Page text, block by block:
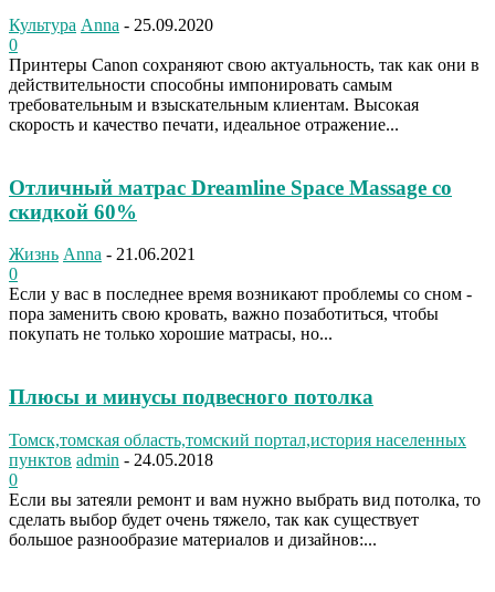
Культура Anna - 25.09.2020
0
Принтеры Canon сохраняют свою актуальность, так как они в
действительности способны импонировать самым
требовательным и взыскательным клиентам. Высокая
скорость и качество печати, идеальное отражение...
Отличный матрас Dreamline Space Massage со
скидкой 60%
Жизнь Anna - 21.06.2021
0
Если у вас в последнее время возникают проблемы со сном -
пора заменить свою кровать, важно позаботиться, чтобы
покупать не только хорошие матрасы, но...
Плюсы и минусы подвесного потолка
Томск,томская область,томский портал,история населенных
пунктов admin - 24.05.2018
0
Если вы затеяли ремонт и вам нужно выбрать вид потолка, то
сделать выбор будет очень тяжело, так как существует
большое разнообразие материалов и дизайнов:...